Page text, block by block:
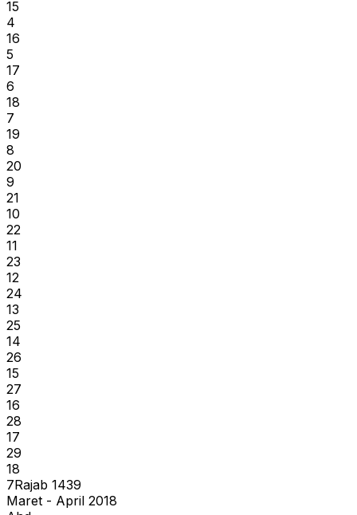
15
4
16
5
17
6
18
7
19
8
20
9
21
10
22
11
23
12
24
13
25
14
26
15
27
16
28
17
29
18
7Rajab 1439
Maret - April 2018